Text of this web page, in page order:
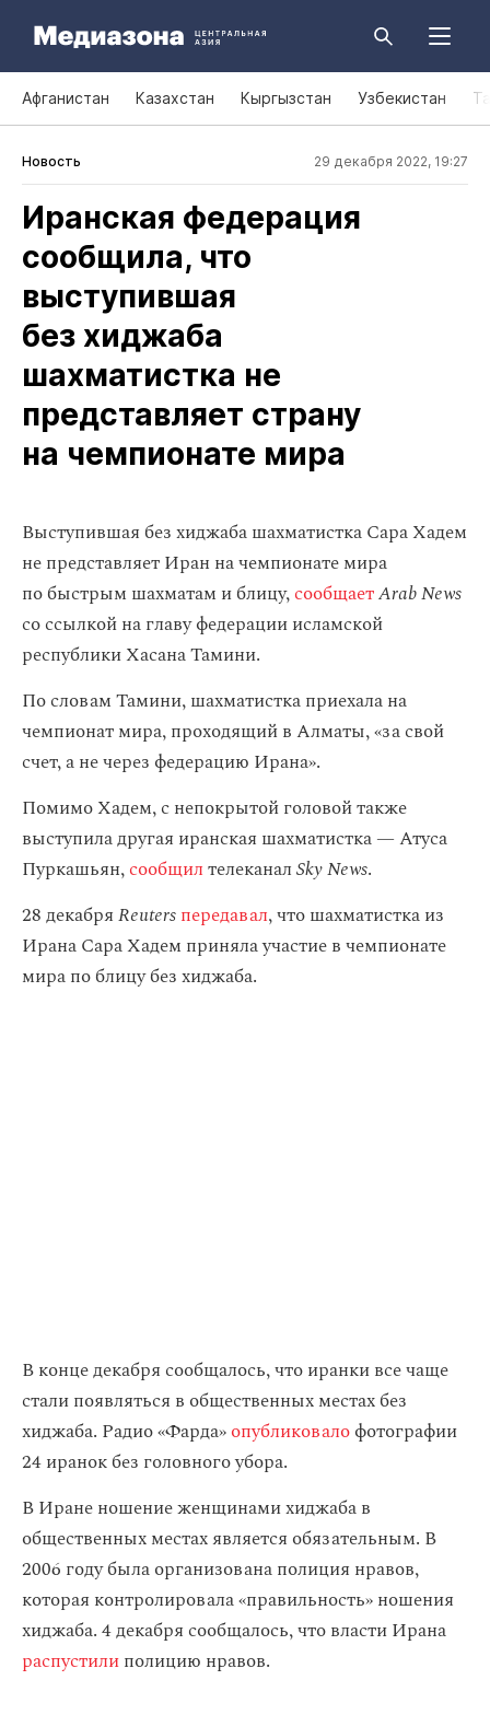
Афганистан Казахстан Кыргызстан Узбекистан
Новость 29 декабря 2022, 19:27
Иранская федерация
сообщила, что
выступившая
без хиджаба
шахматистка не
представляет страну
на чемпионате мира
Выступившая без хиджаба шахматистка Сара Хадем
не представляет Иран на чемпионате мира
по быстрым шахматам и блицу,сообщаетArab News
со ссылкой на главу федерации исламской
республики Хасана Тамини.
По словам Тамини, шахматистка приехала на
чемпионат мира, проходящий в Алматы, «за свой
счет, а не через федерацию Ирана».
Помимо Хадем, с непокрытой головой также
выступила другая иранская шахматистка — Атуса
Пуркашьян,сообщилтелеканалSky News.
28 декабряReutersпередавал, что шахматистка из
Ирана Сара Хадем приняла участие в чемпионате
мира по блицу без хиджаба.
В конце декабря сообщалось, что иранки все чаще
стали появляться в общественных местах без
хиджаба. Радио «Фарда»опубликовалофотографии
24 иранок без головного убора.
В Иране ношение женщинами хиджаба в
общественных местах является обязательным. В
2006 году была организована полиция нравов,
которая контролировала «‎правильность» ношения
хиджаба. 4 декабря сообщалось, что власти Ирана
распустилиполицию нравов.